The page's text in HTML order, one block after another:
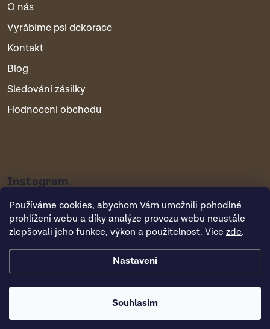
Používáme cookies, abychom Vám umožnili pohodlné
prohlížení webu a díky analýze provozu webu neustále
zlepšovali jeho funkce, výkon a použitelnost. Více zde.
Nastavení
Souhlasím
O nás
Vyrábíme psí dekorace
Kontakt
Blog
Sledování zásilky
Hodnocení obchodu
Instagram
Copyright 2026Vsepropejska.cz. Všechna práva vyhrazena.